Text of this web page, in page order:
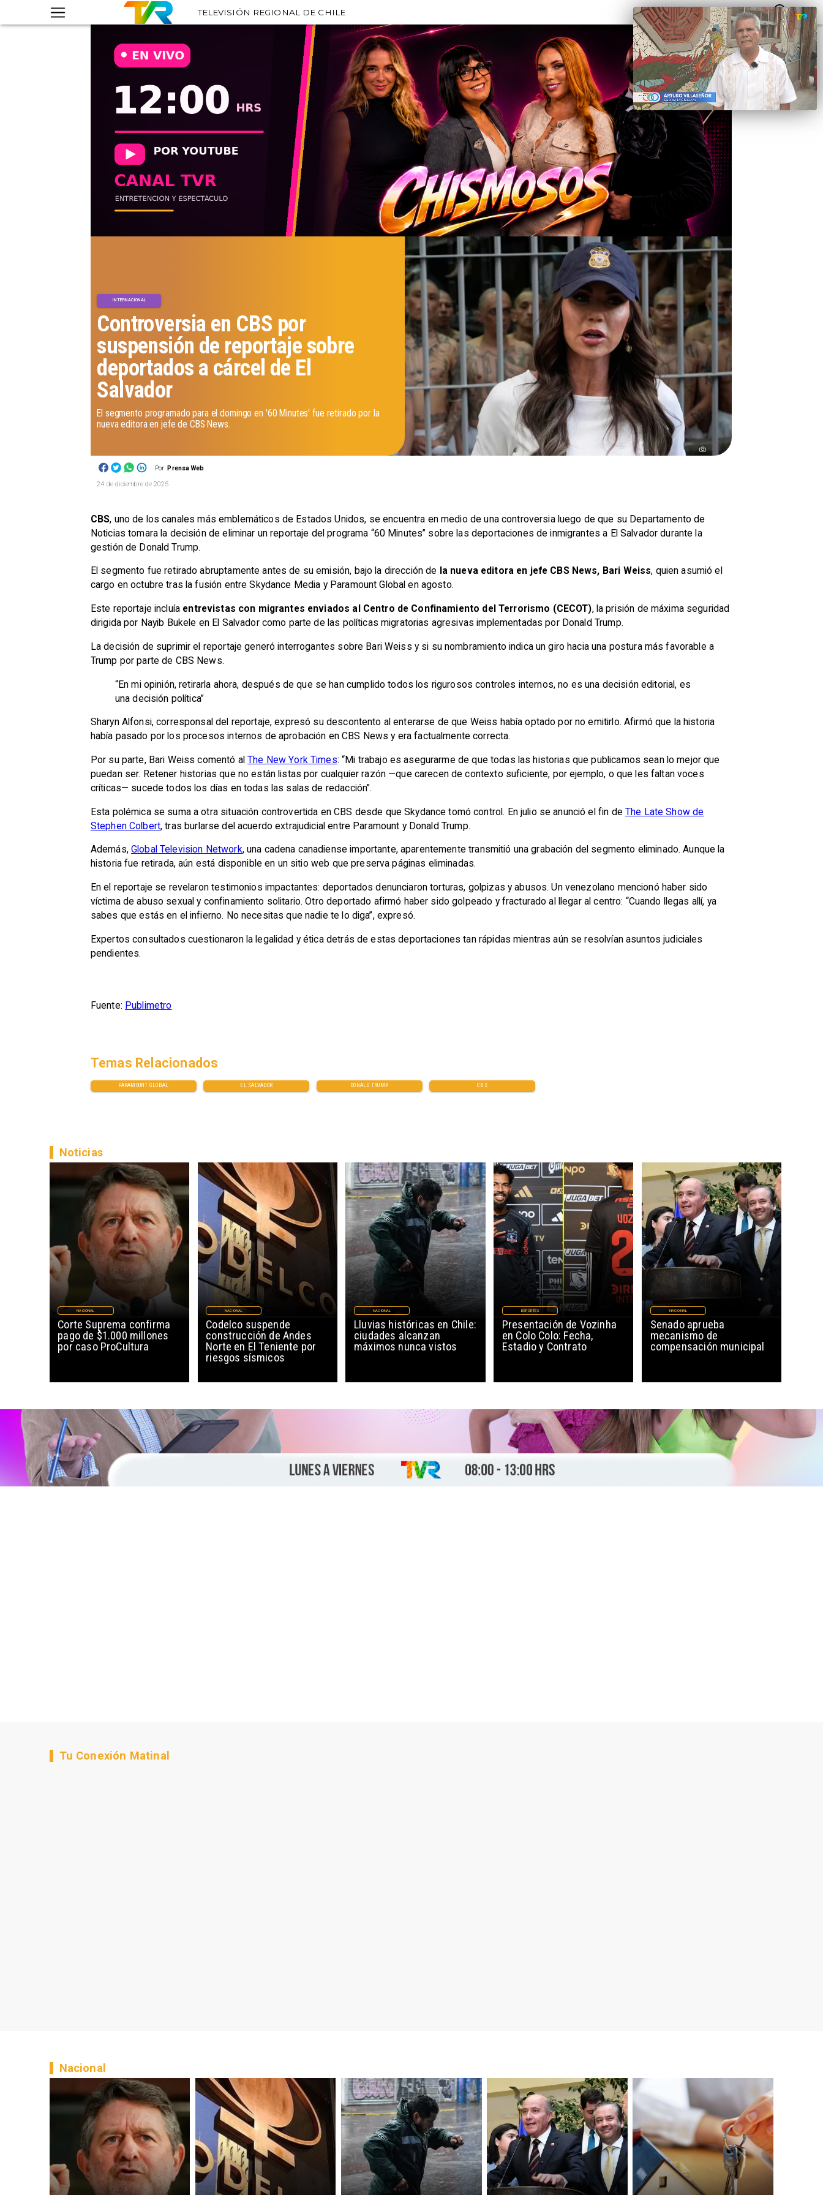
TELEVISIÓN REGIONAL DE CHILE
Por Prensa Web
Controversia en CBS por
suspensión de reportaje sobre
deportados a cárcel de El
Salvador
INTERNACIONAL
El segmento programado para el domingo en '60 Minutes' fue retirado por la
nueva editora en jefe de CBS News.
24 de diciembre de 2025
CBS, uno de los canales más emblemáticos de Estados Unidos, se encuentra en medio de una controversia luego de que su Departamento de
Noticias tomara la decisión de eliminar un reportaje del programa “60 Minutes” sobre las deportaciones de inmigrantes a El Salvador durante la
gestión de Donald Trump.
El segmento fue retirado abruptamente antes de su emisión, bajo la dirección de la nueva editora en jefe CBS News, Bari Weiss, quien asumió el
cargo en octubre tras la fusión entre Skydance Media y Paramount Global en agosto.
Este reportaje incluía entrevistas con migrantes enviados al Centro de Confinamiento del Terrorismo (CECOT), la prisión de máxima seguridad
dirigida por Nayib Bukele en El Salvador como parte de las políticas migratorias agresivas implementadas por Donald Trump.
La decisión de suprimir el reportaje generó interrogantes sobre Bari Weiss y si su nombramiento indica un giro hacia una postura más favorable a
Trump por parte de CBS News.
“En mi opinión, retirarla ahora, después de que se han cumplido todos los rigurosos controles internos, no es una decisión editorial, es
una decisión política”
Sharyn Alfonsi, corresponsal del reportaje, expresó su descontento al enterarse de que Weiss había optado por no emitirlo. Afirmó que la historia
había pasado por los procesos internos de aprobación en CBS News y era factualmente correcta.
Por su parte, Bari Weiss comentó alThe New York Times: “Mi trabajo es asegurarme de que todas las historias que publicamos sean lo mejor que
puedan ser. Retener historias que no están listas por cualquier razón —que carecen de contexto suficiente, por ejemplo, o que les faltan voces
críticas— sucede todos los días en todas las salas de redacción”.
Esta polémica se suma a otra situación controvertida en CBS desde que Skydance tomó control. En julio se anunció el fin de The Late Show de
Stephen Colbert, tras burlarse del acuerdo extrajudicial entre Paramount y Donald Trump.
Además, Global Television Network, una cadena canadiense importante, aparentemente transmitió una grabación del segmento eliminado. Aunque la
historia fue retirada, aún está disponible en un sitio web que preserva páginas eliminadas.
En el reportaje se revelaron testimonios impactantes: deportados denunciaron torturas, golpizas y abusos. Un venezolano mencionó haber sido
víctima de abuso sexual y confinamiento solitario. Otro deportado afirmó haber sido golpeado y fracturado al llegar al centro: “Cuando llegas allí, ya
sabes que estás en el infierno. No necesitas que nadie te lo diga”, expresó.
Expertos consultados cuestionaron la legalidad y ética detrás de estas deportaciones tan rápidas mientras aún se resolvían asuntos judiciales
pendientes.
Fuente: Publimetro
PARAMOUNT GLOBAL EL SALVADOR DONALD TRUMP CBS
Temas Relacionados
Corte Suprema confirma
pago de $1.000 millones
por caso ProCultura
NACIONAL
Noticias
Codelco suspende
construcción de Andes
Norte en El Teniente por
riesgos sísmicos
NACIONAL
Lluvias históricas en Chile:
ciudades alcanzan
máximos nunca vistos
NACIONAL
Presentación de Vozinha
en Colo Colo: Fecha,
Estadio y Contrato
DEPORTES
Senado aprueba
mecanismo de
compensación municipal
NACIONAL
Tu Conexión Matinal
Nacional